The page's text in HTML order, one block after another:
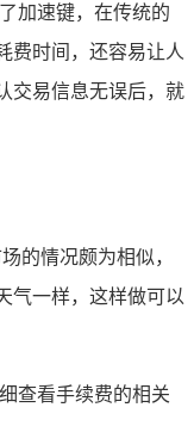
加速键，在传统的
费时间，还容易让人
交易信息无误后，就
的情况颇为相似，
气一样，这样做可以
查看手续费的相关